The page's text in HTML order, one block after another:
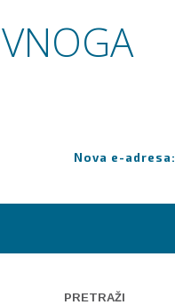
Nova e-adresa:
PRETRAŽI